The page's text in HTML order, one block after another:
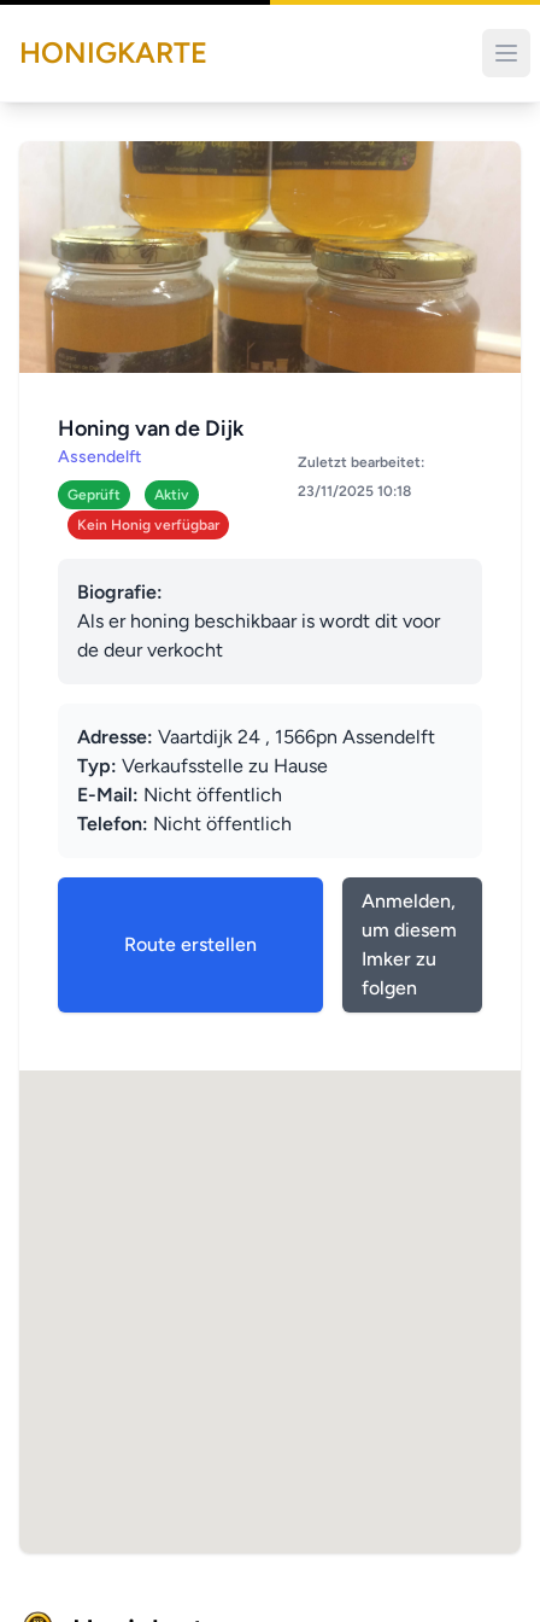
HONIGKARTE
Honing van de Dijk
Assendelft
Geprüft
Aktiv
Kein Honig verfügbar
Zuletzt bearbeitet:
23/11/2025 10:18
Biografie:
Als er honing beschikbaar is wordt dit voor
de deur verkocht
Adresse: Vaartdijk 24 , 1566pn Assendelft
Typ: Verkaufsstelle zu Hause
E-Mail: Nicht öffentlich
Telefon: Nicht öffentlich
Route erstellen
Anmelden,
um diesem
Imker zu
folgen